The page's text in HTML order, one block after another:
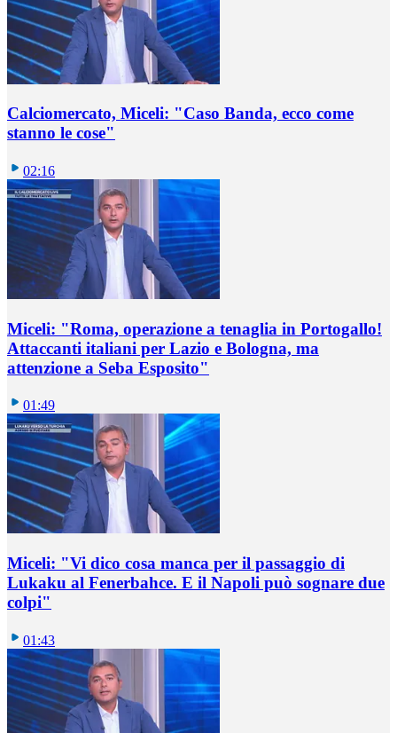
Calciomercato, Miceli: "Caso Banda, ecco come
stanno le cose"
02:16
Miceli: "Roma, operazione a tenaglia in Portogallo!
Attaccanti italiani per Lazio e Bologna, ma
attenzione a Seba Esposito"
01:49
Miceli: "Vi dico cosa manca per il passaggio di
Lukaku al Fenerbahce. E il Napoli può sognare due
colpi"
01:43